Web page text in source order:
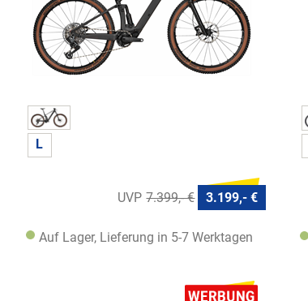
L
7.399,- € 3.199,- €
Auf Lager, Lieferung in 5-7 Werktagen